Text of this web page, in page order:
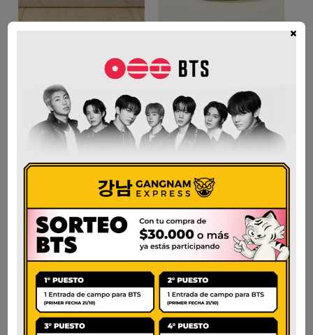
C BOOSTING SERUM
80.000
AÑADIR AL CARRITO
TONER PAD
AÑADIR AL CARRITO
×